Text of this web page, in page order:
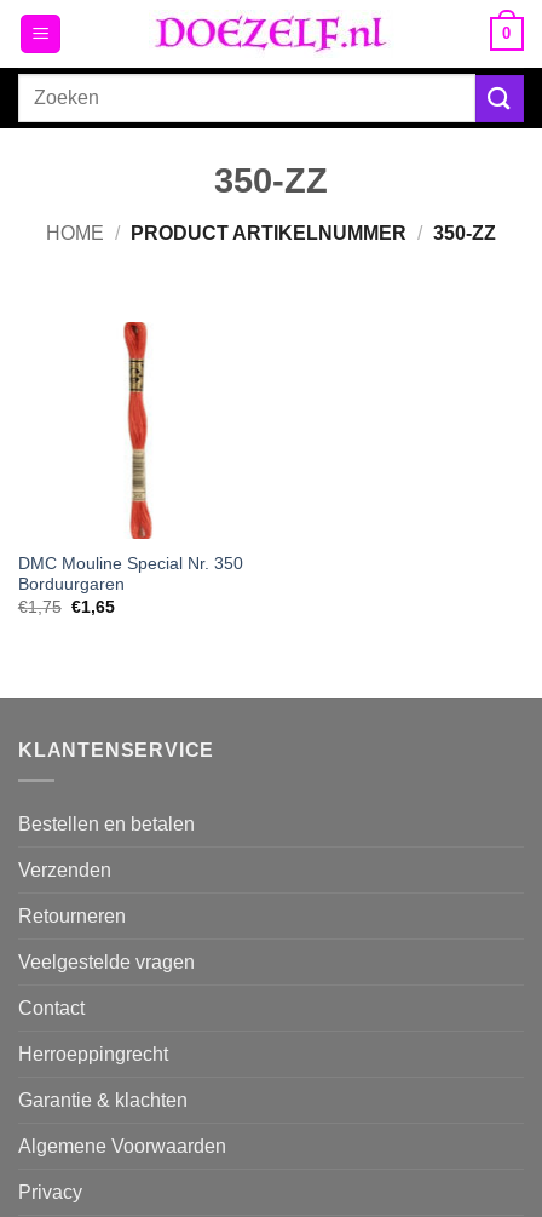
Ga
naar
inhoud
0
Zoeken
350-ZZ
HOME / PRODUCT ARTIKELNUMMER / 350-ZZ
DMC Mouline Special Nr. 350
Borduurgaren
€1,75 €1,65
KLANTENSERVICE
Bestellen en betalen
Verzenden
Retourneren
Veelgestelde vragen
Contact
Herroeppingrecht
Garantie & klachten
Algemene Voorwaarden
Privacy